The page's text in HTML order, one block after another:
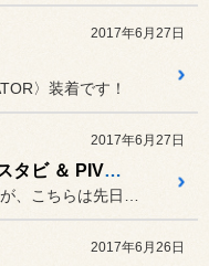
2017年6月27日
〉装着です！
2017年6月27日
オーリスへTRD ドアスタビ ＆ PIVOT スロコン！
2017年6月26日